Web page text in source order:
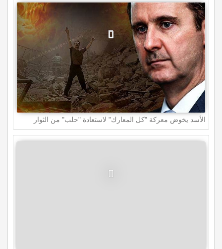
الأسد يخوض معركة "كل المعارك" لاستعادة "حلب" من الثوار